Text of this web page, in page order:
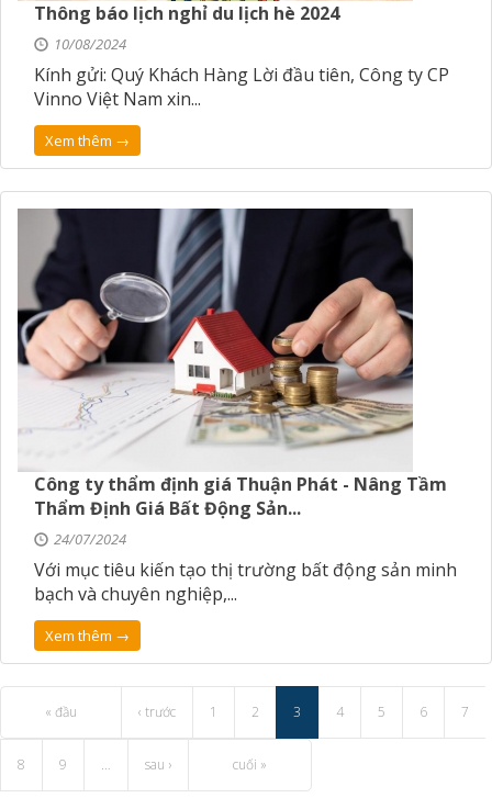
Thông báo lịch nghỉ du lịch hè 2024
10/08/2024
Kính gửi: Quý Khách Hàng Lời đầu tiên, Công ty CP
Vinno Việt Nam xin...
Xem thêm →
Công ty thẩm định giá Thuận Phát - Nâng Tầm
Thẩm Định Giá Bất Động Sản...
24/07/2024
Với mục tiêu kiến tạo thị trường bất động sản minh
bạch và chuyên nghiệp,...
Xem thêm →
« đầu ‹ trước 1 2 3 4 5 6 7
8 9 … sau › cuối »